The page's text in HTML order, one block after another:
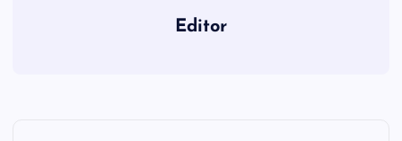
Editor